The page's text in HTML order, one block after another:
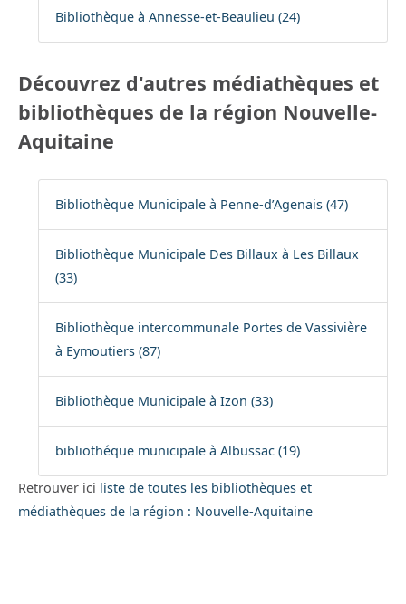
Bibliothèque à Annesse-et-Beaulieu (24)
Découvrez d'autres médiathèques et
bibliothèques de la région Nouvelle-
Aquitaine
Bibliothèque Municipale à Penne-d’Agenais (47)
Bibliothèque Municipale Des Billaux à Les Billaux
(33)
Bibliothèque intercommunale Portes de Vassivière
à Eymoutiers (87)
Bibliothèque Municipale à Izon (33)
bibliothéque municipale à Albussac (19)
Retrouver ici liste de toutes les bibliothèques et
médiathèques de la région : Nouvelle-Aquitaine